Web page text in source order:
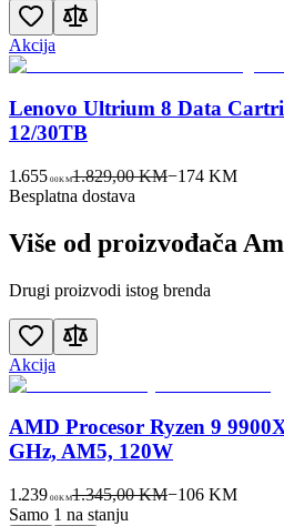
Akcija
Lenovo Ultrium 8 Data
12/30TB
1.655 00KM1.829,00 KM−174KM
Besplatna dostava
Više od proizvođača
Drugi proizvodi istog brenda
Akcija
AMD Procesor Ryzen 9
GHz, AM5, 120W
1.239 00KM1.345,00 KM−106KM
Samo 1 na stanju